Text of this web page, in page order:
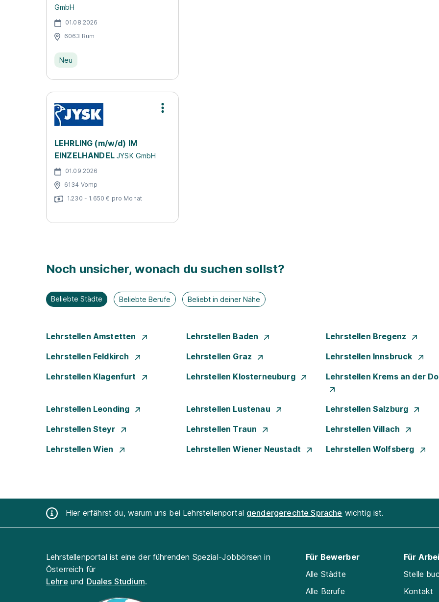
GmbH
01.08.2026
6063 Rum
Neu
LEHRLING (m/w/d) IM
EINZELHANDELJYSK GmbH
01.09.2026
6134 Vomp
1.230 - 1.650 € pro Monat
Noch unsicher, wonach du suchen sollst?
Beliebte Städte Beliebte Berufe Beliebt in deiner Nähe
Lehrstellen Amstetten Lehrstellen Baden Lehrstellen Bregenz
Lehrstellen Feldkirch Lehrstellen Graz Lehrstellen Innsbruck
Lehrstellen Klagenfurt Lehrstellen Klosterneuburg Lehrstellen Krems an der
Lehrstellen Leonding Lehrstellen Lustenau Lehrstellen Salzburg
Lehrstellen Steyr Lehrstellen Traun Lehrstellen Villach
Lehrstellen Wien Lehrstellen Wiener Neustadt Lehrstellen Wolfsberg
Hier erfährst du, warum uns bei Lehrstellenportal gendergerechte Sprache wichtig ist.
Lehrstellenportal ist eine der führenden Spezial-Jobbörsen in
Österreich für
Lehre und Duales Studium.
Für Bewerber
Alle Städte
Alle Berufe
Für
Stelle
Kontakt